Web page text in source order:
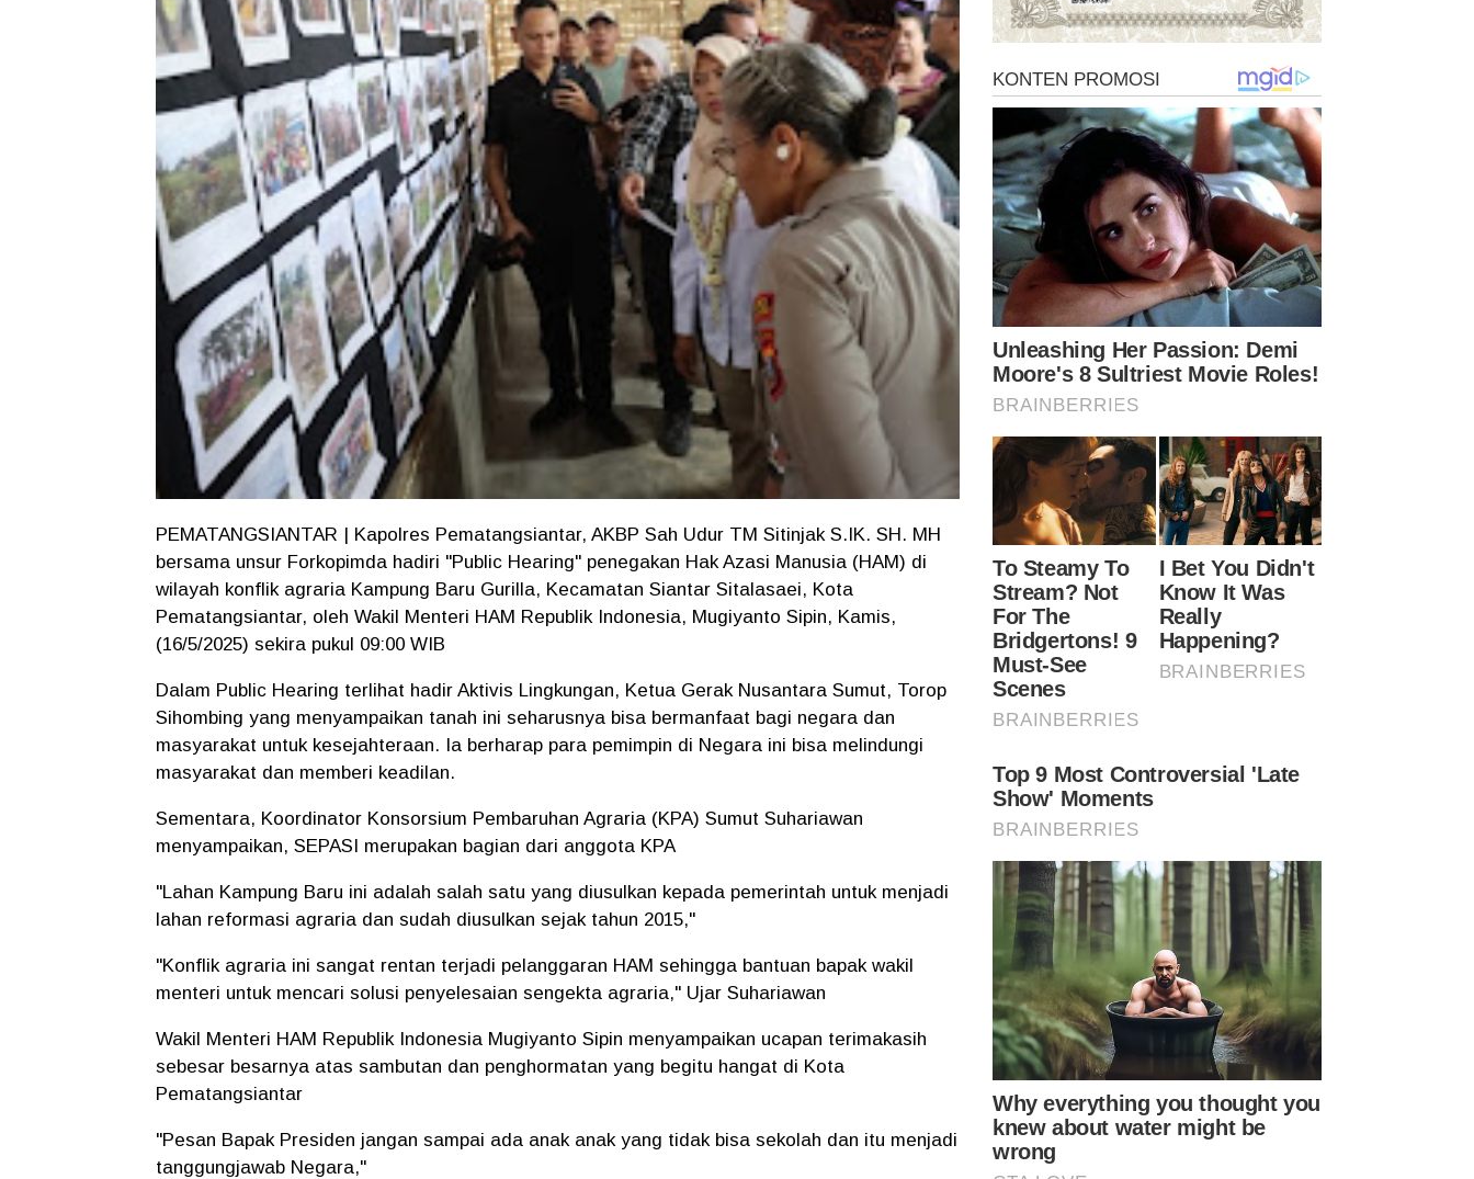
PEMATANGSIANTAR | Kapolres Pematangsiantar, AKBP Sah Udur TM Sitinjak S.IK. SH. MH
bersama unsur Forkopimda hadiri "Public Hearing" penegakan Hak Azasi Manusia (HAM) di
wilayah konflik agraria Kampung Baru Gurilla, Kecamatan Siantar Sitalasaei, Kota
Pematangsiantar, oleh Wakil Menteri HAM Republik Indonesia, Mugiyanto Sipin, Kamis,
(16/5/2025) sekira pukul 09:00 WIB
Dalam Public Hearing terlihat hadir Aktivis Lingkungan, Ketua Gerak Nusantara Sumut, Torop
Sihombing yang menyampaikan tanah ini seharusnya bisa bermanfaat bagi negara dan
masyarakat untuk kesejahteraan. Ia berharap para pemimpin di Negara ini bisa melindungi
masyarakat dan memberi keadilan.
Sementara, Koordinator Konsorsium Pembaruhan Agraria (KPA) Sumut Suhariawan
menyampaikan, SEPASI merupakan bagian dari anggota KPA
"Lahan Kampung Baru ini adalah salah satu yang diusulkan kepada pemerintah untuk menjadi
lahan reformasi agraria dan sudah diusulkan sejak tahun 2015,"
"Konflik agraria ini sangat rentan terjadi pelanggaran HAM sehingga bantuan bapak wakil
menteri untuk mencari solusi penyelesaian sengekta agraria," Ujar Suhariawan
Wakil Menteri HAM Republik Indonesia Mugiyanto Sipin menyampaikan ucapan terimakasih
sebesar besarnya atas sambutan dan penghormatan yang begitu hangat di Kota
Pematangsiantar
"Pesan Bapak Presiden jangan sampai ada anak anak yang tidak bisa sekolah dan itu menjadi
tanggungjawab Negara,"